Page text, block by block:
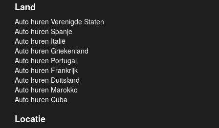
Land
Auto huren Verenigde Staten
Auto huren Spanje
Auto huren Italië
Auto huren Griekenland
Auto huren Portugal
Auto huren Frankrijk
Auto huren Duitsland
Auto huren Marokko
Auto huren Cuba
Locatie